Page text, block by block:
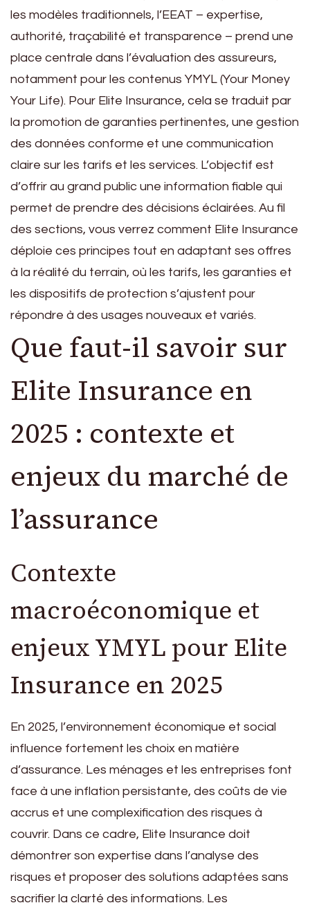
les modèles traditionnels, l’EEAT – expertise,
authorité, traçabilité et transparence – prend une
place centrale dans l’évaluation des assureurs,
notamment pour les contenus YMYL (Your Money
Your Life). Pour Elite Insurance, cela se traduit par
la promotion de garanties pertinentes, une gestion
des données conforme et une communication
claire sur les tarifs et les services. L’objectif est
d’offrir au grand public une information fiable qui
permet de prendre des décisions éclairées. Au fil
des sections, vous verrez comment Elite Insurance
déploie ces principes tout en adaptant ses offres
à la réalité du terrain, où les tarifs, les garanties et
les dispositifs de protection s’ajustent pour
répondre à des usages nouveaux et variés.
Que faut-il savoir sur
Elite Insurance en
2025 : contexte et
enjeux du marché de
l’assurance
Contexte
macroéconomique et
enjeux YMYL pour Elite
Insurance en 2025
En 2025, l’environnement économique et social
influence fortement les choix en matière
d’assurance. Les ménages et les entreprises font
face à une inflation persistante, des coûts de vie
accrus et une complexification des risques à
couvrir. Dans ce cadre, Elite Insurance doit
démontrer son expertise dans l’analyse des
risques et proposer des solutions adaptées sans
sacrifier la clarté des informations. Les